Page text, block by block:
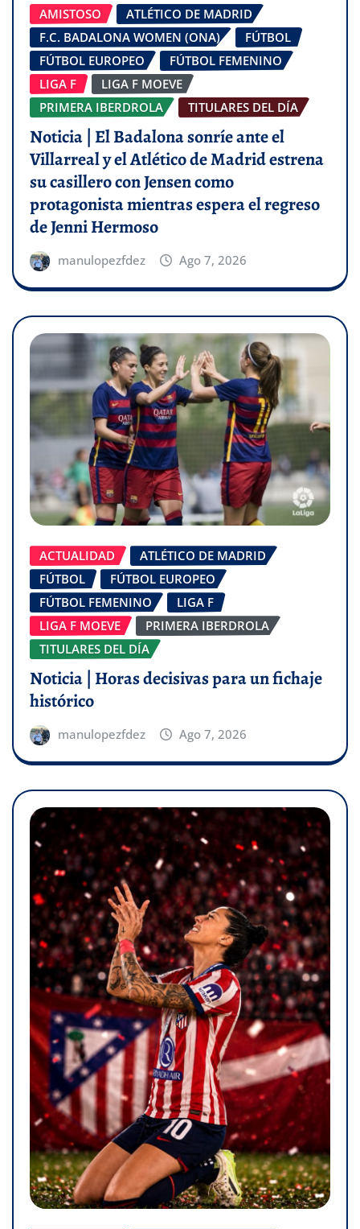
AMISTOSO
ATLÉTICO DE MADRID
F.C. BADALONA WOMEN (ONA)
FÚTBOL
FÚTBOL EUROPEO
FÚTBOL FEMENINO
LIGA F
LIGA F MOEVE
PRIMERA IBERDROLA
TITULARES DEL DÍA
Noticia | El Badalona sonríe ante el
Villarreal y el Atlético de Madrid estrena
su casillero con Jensen como
protagonista mientras espera el regreso
de Jenni Hermoso
manulopezfdez Ago 7, 2026
ACTUALIDAD
ATLÉTICO DE MADRID
FÚTBOL
FÚTBOL EUROPEO
FÚTBOL FEMENINO
LIGA F
LIGA F MOEVE
PRIMERA IBERDROLA
TITULARES DEL DÍA
Noticia | Horas decisivas para un fichaje
histórico
manulopezfdez Ago 7, 2026